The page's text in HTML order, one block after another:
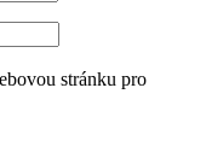
stránku pro